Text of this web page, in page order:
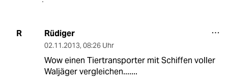
R Rüdiger
02.11.2013, 08:26 Uhr
Wow einen Tiertransporter mit Schiffen voller
Waljäger vergleichen.......